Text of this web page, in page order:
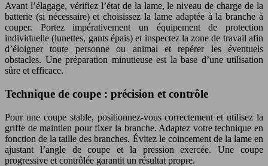
Avant l’élagage, vérifiez l’état de la lame, le niveau de charge de la
batterie (si nécessaire) et choisissez la lame adaptée à la branche à
couper. Portez impérativement un équipement de protection
individuelle (lunettes, gants épais) et inspectez la zone de travail afin
d’éloigner toute personne ou animal et repérer les éventuels
obstacles. Une préparation minutieuse est la base d’une utilisation
sûre et efficace.
Technique de coupe : précision et contrôle
Pour une coupe stable, positionnez-vous correctement et utilisez la
griffe de maintien pour fixer la branche. Adaptez votre technique en
fonction de la taille des branches. Évitez le coincement de la lame en
ajustant l’angle de coupe et la pression exercée. Une coupe
progressive et contrôlée garantit un résultat propre.